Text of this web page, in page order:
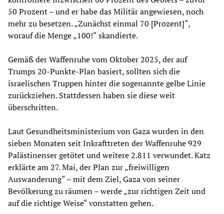
50 Prozent – und er habe das Militär angewiesen, noch
mehr zu besetzen. „Zunächst einmal 70 [Prozent]“,
worauf die Menge „100!“ skandierte.
Gemäß der Waffenruhe vom Oktober 2025, der auf
Trumps 20-Punkte-Plan basiert, sollten sich die
israelischen Truppen hinter die sogenannte gelbe Linie
zurückziehen. Stattdessen haben sie diese weit
überschritten.
Laut Gesundheitsministerium von Gaza wurden in den
sieben Monaten seit Inkrafttreten der Waffenruhe 929
Palästinenser getötet und weitere 2.811 verwundet. Katz
erklärte am 27. Mai, der Plan zur „freiwilligen
Auswanderung“ – mit dem Ziel, Gaza von seiner
Bevölkerung zu räumen – werde „zur richtigen Zeit und
auf die richtige Weise“ vonstatten gehen.